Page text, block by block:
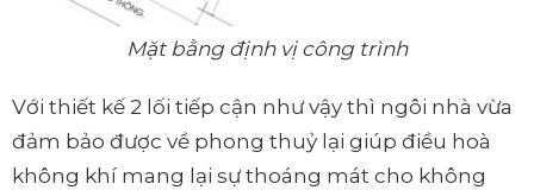
Mặt bằng định vị công trình
Với thiết kế 2 lối tiếp cận như vậy thì ngôi nhà vừa
đảm bảo được về phong thuỷ lại giúp điều hoà
không khí mang lại sự thoáng mát cho không